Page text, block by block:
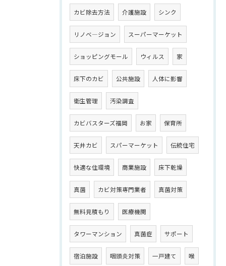
カビ除去方法 介護施設 シンク
リノベ―ジョン スーパーマーケット
ショッピングモール ウィルス 家
床下のカビ 公共施設 人体に影響
衛生管理 汚染調査
カビバスターズ福岡 お家 保育所
天井カビ スパーマーケット 伝統住宅
快適な住環境 商業施設 床下乾燥
真菌 カビ対策専門業者 真菌対策
無料見積もり 医療機関
タワーマンション 真菌症 サポート
宿泊施設 咽頭炎対策 一戸建て 喉